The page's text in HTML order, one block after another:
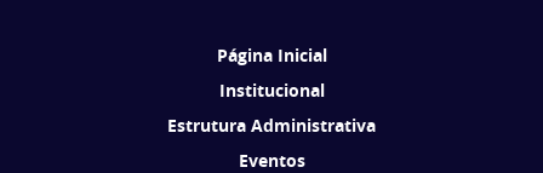
Página Inicial
Institucional
Estrutura Administrativa
Eventos